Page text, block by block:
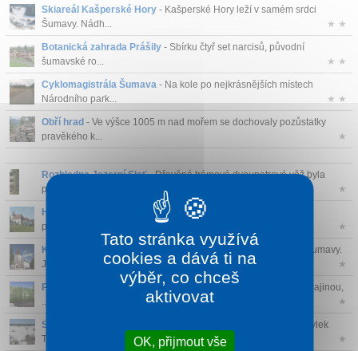
Skiareál Kašperské Hory - Kašperské Hory leží v samém srdci
Šumavy. Nádh...
★ ★
Botanická zahrada Prášily - Sbírku čtyř set narcisů, původní
šumavské ro...
★ ★
Cyklomagistrála Šumava - Na kole po nejkrásnějších místech
Národního park...
★ ★
Obří hrad - Ve výšce 1005 m nad mořem se dochovaly pozůstatky
pravěkého k...
★
Rozhledna Jezerní Slať- Dřevěná trámová dvoupatrová věž byla
postavena ...
★
Hartmanice
- Hartmanice jsou pravděpodobně nejstarší obcí
pomezního hvozdu...
★
Kvilda
- Kvilda patří mezi nejvýznamnější turistická střediska Šumavy.
Je ...
★
Prášilské jezero
- Oblast Prášilského jezera byla v minulosti krajinou,
...
★
Ski areál Nové Hutě
- V areálu Nové Hutě naleznete lyžařský vlek
Tatrap...
★
Tato stránka využívá
cookies a dává ti na
výběr, co chceš
aktivovat
OK, přijmout vše